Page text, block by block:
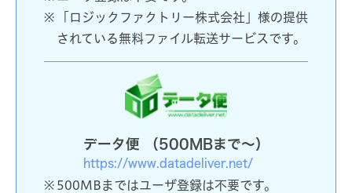
「ロジックファクトリー株式会社」様の提供
されている無料ファイル転送サービスです。
データ便 （500MBまで〜）
https://www.datadeliver.net/
500MBまではユーザ登録は不要です。